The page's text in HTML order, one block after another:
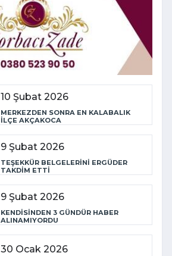
10 Şubat 2026
MERKEZDEN SONRA EN KALABALIK
İLÇE AKÇAKOCA
9 Şubat 2026
TEŞEKKÜR BELGELERİNİ ERGÜDER
TAKDİM ETTİ
9 Şubat 2026
KENDİSİNDEN 3 GÜNDÜR HABER
ALINAMIYORDU
30 Ocak 2026